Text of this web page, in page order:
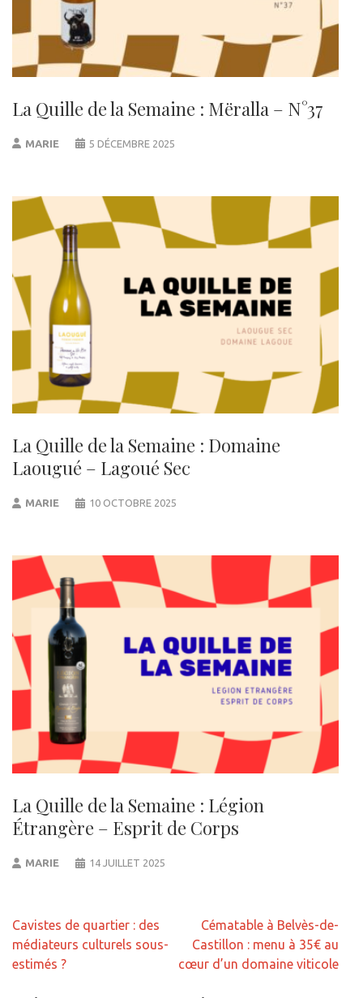
La Quille de la Semaine : Mëralla – N°37
MARIE 5 DÉCEMBRE 2025
La Quille de la Semaine : Domaine
Laougué – Lagoué Sec
MARIE 10 OCTOBRE 2025
La Quille de la Semaine : Légion
Étrangère – Esprit de Corps
MARIE 14 JUILLET 2025
Navigation
de
l’article
Cavistes de quartier : des
médiateurs culturels sous-
estimés ?
Cématable à Belvès-de-
Castillon : menu à 35€ au
cœur d’un domaine viticole